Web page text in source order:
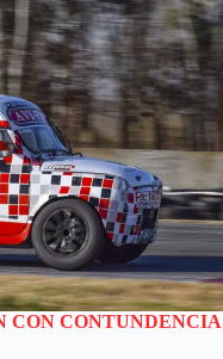
CON CONTUNDENCIA